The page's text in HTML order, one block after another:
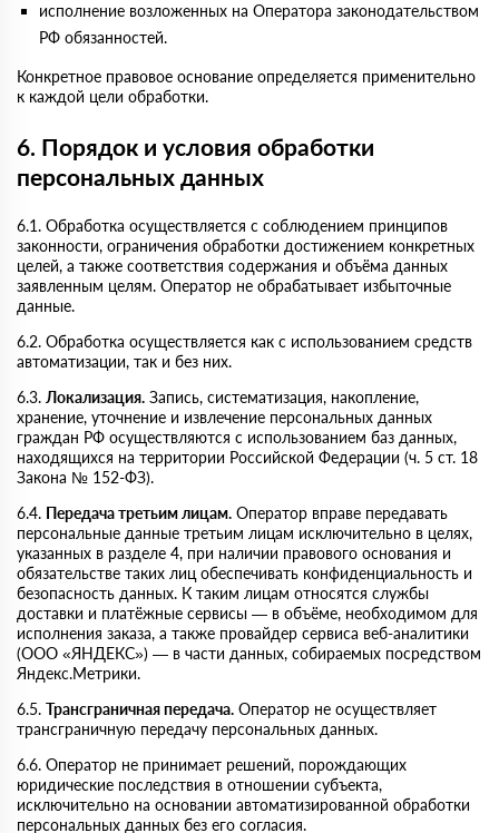
исполнение возложенных на Оператора законодательством
РФ обязанностей.
Конкретное правовое основание определяется применительно
к каждой цели обработки.
6. Порядок и условия обработки
персональных данных
6.1. Обработка осуществляется с соблюдением принципов
законности, ограничения обработки достижением конкретных
целей, а также соответствия содержания и объёма данных
заявленным целям. Оператор не обрабатывает избыточные
данные.
6.2. Обработка осуществляется как с использованием средств
автоматизации, так и без них.
6.3. Локализация. Запись, систематизация, накопление,
хранение, уточнение и извлечение персональных данных
граждан РФ осуществляются с использованием баз данных,
находящихся на территории Российской Федерации (ч. 5 ст. 18
Закона № 152-ФЗ).
6.4. Передача третьим лицам. Оператор вправе передавать
персональные данные третьим лицам исключительно в целях,
указанных в разделе 4, при наличии правового основания и
обязательстве таких лиц обеспечивать конфиденциальность и
безопасность данных. К таким лицам относятся службы
доставки и платёжные сервисы — в объёме, необходимом для
исполнения заказа, а также провайдер сервиса веб-аналитики
(ООО «ЯНДЕКС») — в части данных, собираемых посредством
Яндекс.Метрики.
6.5. Трансграничная передача. Оператор не осуществляет
трансграничную передачу персональных данных.
6.6. Оператор не принимает решений, порождающих
юридические последствия в отношении субъекта,
исключительно на основании автоматизированной обработки
персональных данных без его согласия.